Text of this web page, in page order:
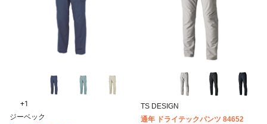
+1
ジーベック
TS DESIGN
通年 ドライテックパンツ 84652